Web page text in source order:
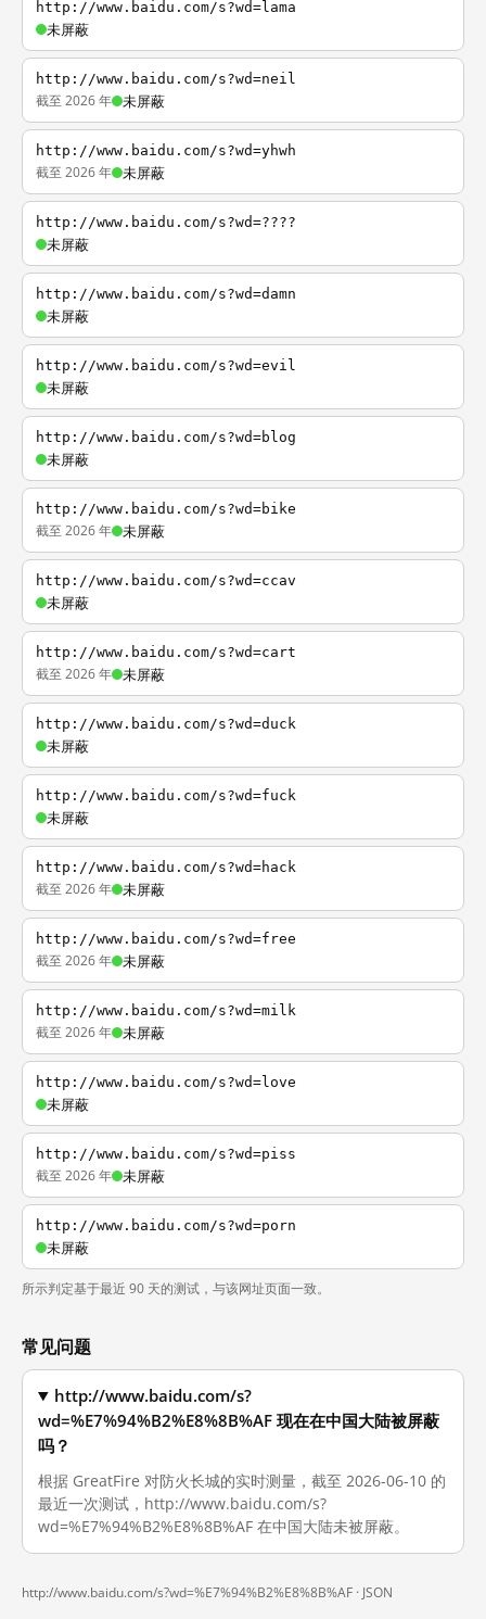
http://www.baidu.com/s?wd=lama
未屏蔽
http://www.baidu.com/s?wd=neil
截至 2026 年 未屏蔽
http://www.baidu.com/s?wd=yhwh
截至 2026 年 未屏蔽
http://www.baidu.com/s?wd=????
未屏蔽
http://www.baidu.com/s?wd=damn
未屏蔽
http://www.baidu.com/s?wd=evil
未屏蔽
http://www.baidu.com/s?wd=blog
未屏蔽
http://www.baidu.com/s?wd=bike
截至 2026 年 未屏蔽
http://www.baidu.com/s?wd=ccav
未屏蔽
http://www.baidu.com/s?wd=cart
截至 2026 年 未屏蔽
http://www.baidu.com/s?wd=duck
未屏蔽
http://www.baidu.com/s?wd=fuck
未屏蔽
http://www.baidu.com/s?wd=hack
截至 2026 年 未屏蔽
http://www.baidu.com/s?wd=free
截至 2026 年 未屏蔽
http://www.baidu.com/s?wd=milk
截至 2026 年 未屏蔽
http://www.baidu.com/s?wd=love
未屏蔽
http://www.baidu.com/s?wd=piss
截至 2026 年 未屏蔽
http://www.baidu.com/s?wd=porn
未屏蔽
所示判定基于最近 90 天的测试，与该网址页面一致。
常见问题
http://www.baidu.com/s?
wd=%E7%94%B2%E8%8B%AF 现在在中国大陆被屏蔽
吗？
根据 GreatFire 对防火长城的实时测量，截至 2026-06-10 的
最近一次测试，http://www.baidu.com/s?
wd=%E7%94%B2%E8%8B%AF 在中国大陆未被屏蔽。
http://www.baidu.com/s?wd=%E7%94%B2%E8%8B%AF · JSON